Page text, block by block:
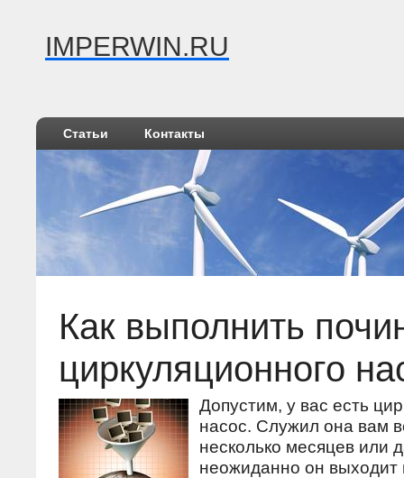
IMPERWIN.RU
Статьи Контакты
Как выполнить
циркуляционного
Допустим, у вас есть
насос. Служил она вам
несколько месяцев или
неожиданно он выходит